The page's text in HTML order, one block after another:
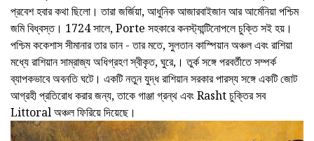
প্রবেশ হবার কথা ছিলো। তারা জর্জিয়া, আধুনিক আজারবাইজান আর আর্মেনিয়া পশ্চিম
জমি বিধ্বস্ত। 1724 সালে, Porte সহকারে কনস্ট্যান্টিনোপলে চুক্তি সই হয়।
পশ্চিম ককেশাস সীমানার তার ডান - তার মতে, সুলতান কাস্পিয়ান অঞ্চল এবং রাশিয়া
মধ্যে রাশিয়ান সাম্রাজ্য অধিগ্রহণ স্বীকৃত, ঘুরে,। তুর্ক সঙ্গে পরবর্তীতে সম্পর্ক
ব্যাপকভাবে অবনতি ঘটে। একটি নতুন যুদ্ধ রাশিয়ান সরকার পারস্য সঙ্গে একটি জোট
আগ্রহী প্রতিরোধ করার জন্য, তাকে গাঞ্জা গ্রন্থ এবং Rasht চুক্তির সব
Littoral অঞ্চল ফিরিয়ে দিয়েছে।